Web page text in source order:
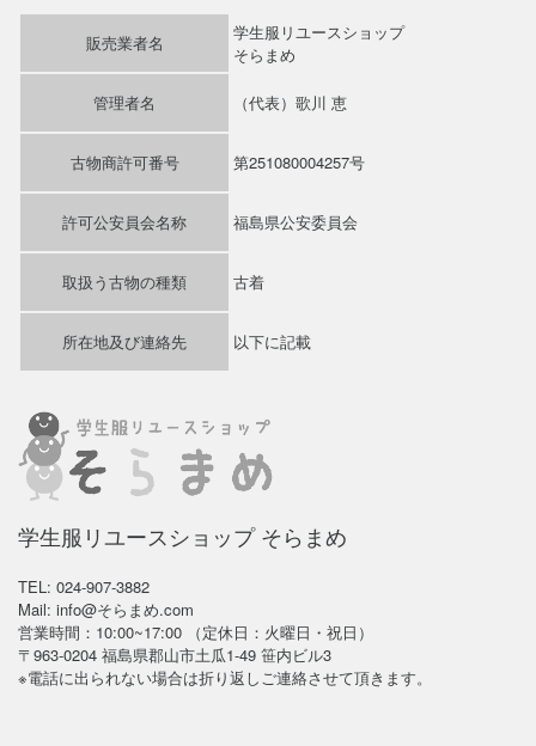
販売業者名
学生服リユースショップ
そらまめ
管理者名 （代表）歌川 恵
古物商許可番号 第251080004257号
許可公安員会名称 福島県公安委員会
取扱う古物の種類 古着
所在地及び連絡先 以下に記載
学生服リユースショップ そらまめ
TEL: 024-907-3882
Mail: info@そらまめ.com
営業時間：10:00~17:00 （定休日：火曜日・祝日）
〒963-0204 福島県郡山市土瓜1-49 笹内ビル3
※電話に出られない場合は折り返しご連絡させて頂きます。